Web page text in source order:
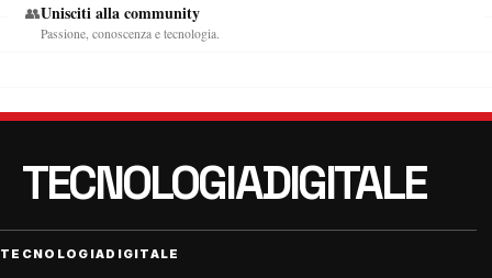
👥Unisciti alla community
Passione, conoscenza e tecnologia.
TECNOLOGIADIGITALE